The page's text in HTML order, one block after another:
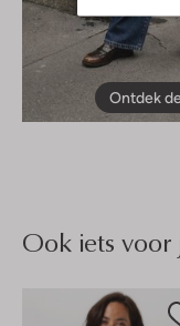
Ontdek
Ook iets voor